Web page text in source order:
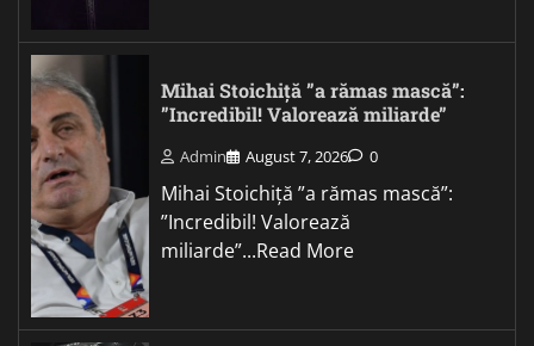
Mihai Stoichiță ”a rămas mască”:
”Incredibil! Valorează miliarde”
Admin August 7, 2026 0
Mihai Stoichiță ”a rămas mască”:
”Incredibil! Valorează
miliarde”...Read More